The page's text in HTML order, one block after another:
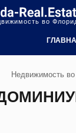
во
Недвижимость